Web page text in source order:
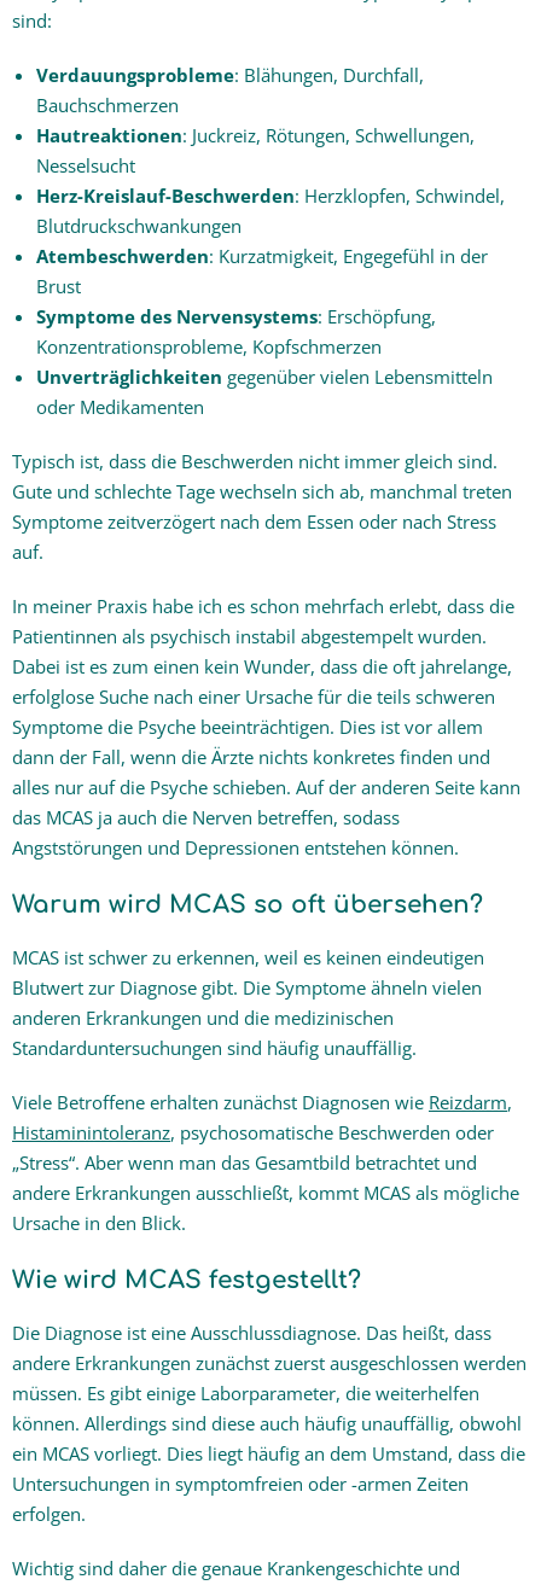
sind:
Verdauungsprobleme: Blähungen, Durchfall,
Bauchschmerzen
Hautreaktionen: Juckreiz, Rötungen, Schwellungen,
Nesselsucht
Herz-Kreislauf-Beschwerden: Herzklopfen, Schwindel,
Blutdruckschwankungen
Atembeschwerden: Kurzatmigkeit, Engegefühl in der
Brust
Symptome des Nervensystems: Erschöpfung,
Konzentrationsprobleme, Kopfschmerzen
Unverträglichkeiten gegenüber vielen Lebensmitteln
oder Medikamenten
Typisch ist, dass die Beschwerden nicht immer gleich sind.
Gute und schlechte Tage wechseln sich ab, manchmal treten
Symptome zeitverzögert nach dem Essen oder nach Stress
auf.
In meiner Praxis habe ich es schon mehrfach erlebt, dass die
Patientinnen als psychisch instabil abgestempelt wurden.
Dabei ist es zum einen kein Wunder, dass die oft jahrelange,
erfolglose Suche nach einer Ursache für die teils schweren
Symptome die Psyche beeinträchtigen. Dies ist vor allem
dann der Fall, wenn die Ärzte nichts konkretes finden und
alles nur auf die Psyche schieben. Auf der anderen Seite kann
das MCAS ja auch die Nerven betreffen, sodass
Angststörungen und Depressionen entstehen können.
Warum wird MCAS so oft übersehen?
MCAS ist schwer zu erkennen, weil es keinen eindeutigen
Blutwert zur Diagnose gibt. Die Symptome ähneln vielen
anderen Erkrankungen und die medizinischen
Standarduntersuchungen sind häufig unauffällig.
Viele Betroffene erhalten zunächst Diagnosen wie Reizdarm,
Histaminintoleranz, psychosomatische Beschwerden oder
„Stress“. Aber wenn man das Gesamtbild betrachtet und
andere Erkrankungen ausschließt, kommt MCAS als mögliche
Ursache in den Blick.
Wie wird MCAS festgestellt?
Die Diagnose ist eine Ausschlussdiagnose. Das heißt, dass
andere Erkrankungen zunächst zuerst ausgeschlossen werden
müssen. Es gibt einige Laborparameter, die weiterhelfen
können. Allerdings sind diese auch häufig unauffällig, obwohl
ein MCAS vorliegt. Dies liegt häufig an dem Umstand, dass die
Untersuchungen in symptomfreien oder -armen Zeiten
erfolgen.
Wichtig sind daher die genaue Krankengeschichte und